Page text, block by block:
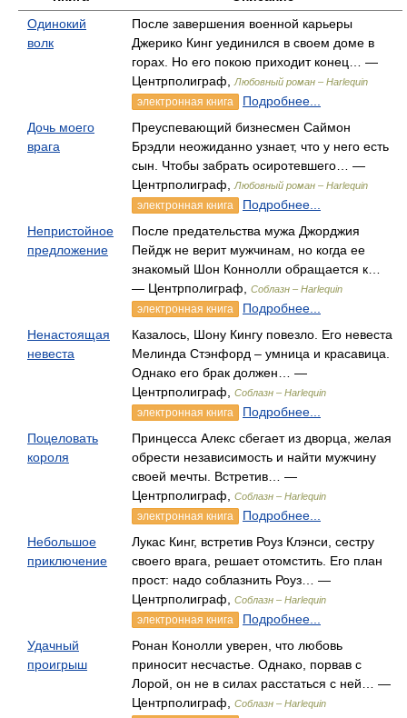
Одинокий
волк
После завершения военной карьеры
Джерико Кинг уединился в своем доме в
горах. Но его покою приходит конец… —
Центрполиграф,
Любовный роман – Harlequin
электронная книга
Подробнее...
Дочь моего
врага
Преуспевающий бизнесмен Саймон
Брэдли неожиданно узнает, что у него есть
сын. Чтобы забрать осиротевшего… —
Центрполиграф,
Любовный роман – Harlequin
электронная книга
Подробнее...
Непристойное
предложение
После предательства мужа Джорджия
Пейдж не верит мужчинам, но когда ее
знакомый Шон Коннолли обращается к…
— Центрполиграф,
Соблазн – Harlequin
электронная книга
Подробнее...
Ненастоящая
невеста
Казалось, Шону Кингу повезло. Его невеста
Мелинда Стэнфорд – умница и красавица.
Однако его брак должен… —
Центрполиграф,
Соблазн – Harlequin
электронная книга
Подробнее...
Поцеловать
короля
Принцесса Алекс сбегает из дворца, желая
обрести независимость и найти мужчину
своей мечты. Встретив… —
Центрполиграф,
Соблазн – Harlequin
электронная книга
Подробнее...
Небольшое
приключение
Лукас Кинг, встретив Роуз Клэнси, сестру
своего врага, решает отомстить. Его план
прост: надо соблазнить Роуз… —
Центрполиграф,
Соблазн – Harlequin
электронная книга
Подробнее...
Удачный
проигрыш
Ронан Конолли уверен, что любовь
приносит несчастье. Однако, порвав с
Лорой, он не в силах расстаться с ней… —
Центрполиграф,
Соблазн – Harlequin